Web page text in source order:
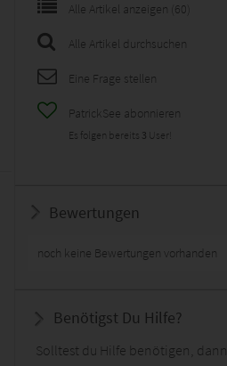
Alle Artikel anzeigen (60)
Alle Artikel durchsuchen
Eine Frage stellen
PatrickSee abonnieren
Es folgen bereits 3 User!
Bewertungen
noch keine Bewertungen vorhanden
Benötigst Du Hilfe?
Solltest du Hilfe benötigen, dann